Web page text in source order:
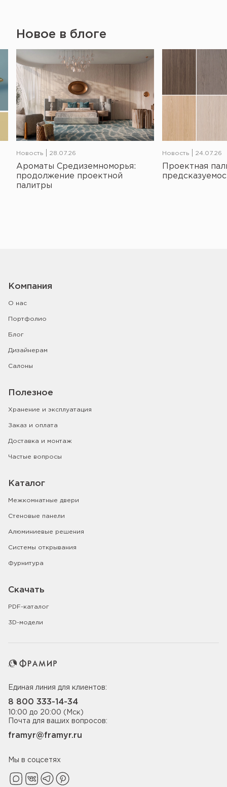
Новое в блоге
Новость 28.07.26
Ароматы Средиземноморья:
продолжение проектной
палитры
Новость 24.07.26
Проектная
Компания
О нас
Портфолио
Блог
Дизайнерам
Салоны
Полезное
Хранение и эксплуатация
Заказ и оплата
Доставка и монтаж
Частые вопросы
Каталог
Межкомнатные двери
Стеновые панели
Алюминиевые решения
Системы открывания
Фурнитура
Скачать
PDF-каталог
3D-модели
Единая линия для клиентов:
8 800 333-14-34
10:00 до 20:00 (Мск)
Почта для ваших вопросов:
framyr@framyr.ru
Мы в соцсетях